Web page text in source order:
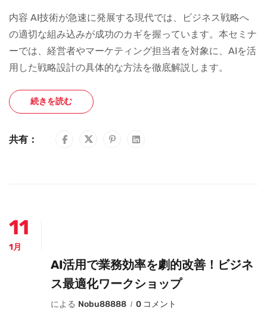
内容 AI技術が急速に発展する現代では、ビジネス戦略へ
の適切な組み込みが成功のカギを握っています。本セミナ
ーでは、経営者やマーケティング担当者を対象に、AIを活
用した戦略設計の具体的な方法を徹底解説します。
続きを読む
共有：
11
1月
AI活用で業務効率を劇的改善！ビジネ
ス最適化ワークショップ
による Nobu88888 0 コメント